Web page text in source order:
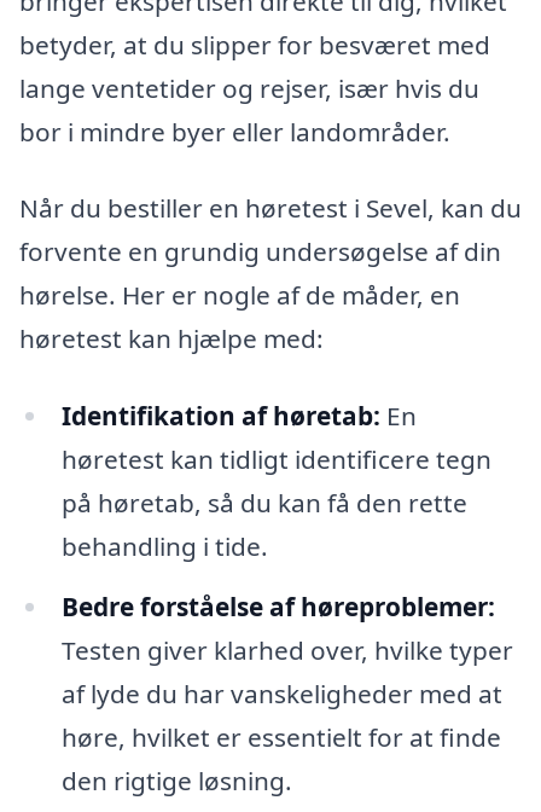
betyder, at du slipper for besværet med
lange ventetider og rejser, især hvis du
bor i mindre byer eller landområder.
Når du bestiller en høretest i Sevel, kan du
forvente en grundig undersøgelse af din
hørelse. Her er nogle af de måder, en
høretest kan hjælpe med:
Identifikation af høretab: En
høretest kan tidligt identificere tegn
på høretab, så du kan få den rette
behandling i tide.
Bedre forståelse af høreproblemer:
Testen giver klarhed over, hvilke typer
af lyde du har vanskeligheder med at
høre, hvilket er essentielt for at finde
den rigtige løsning.